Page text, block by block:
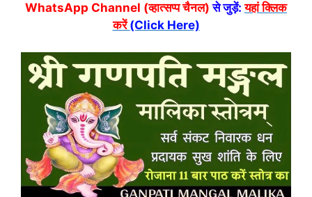
WhatsApp Channel (व्हात्सप्प चैनल) से जुड़ें:यहां क्लिक
करें(Click Here)